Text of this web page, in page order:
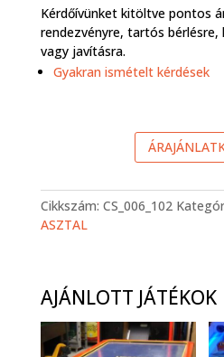
Kérdőívünket kitöltve pontos
rendezvényre, tartós
vagy javításra.
Gyakran ismételt kérdések
Cikkszám: CS_006_102
ASZTAL
AJÁNLOTT JÁTÉKOK